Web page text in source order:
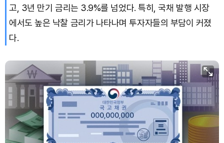
고, 3년 만기 금리는 3.9%를 넘었다. 특히, 국채 발행 시장
에서도 높은 낙찰 금리가 나타나며 투자자들의 부담이 커졌
다.